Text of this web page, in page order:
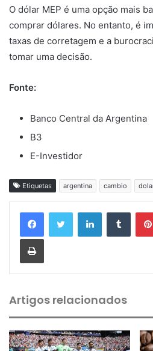
O dólar MEP é uma opção mais
comprar dólares. No entanto, é
taxas de corretagem e a
tomar uma decisão.
Fonte:
Banco Central da Argentina
B3
E-Investidor
Etiquetas argentina cambio
Artigos relacionados